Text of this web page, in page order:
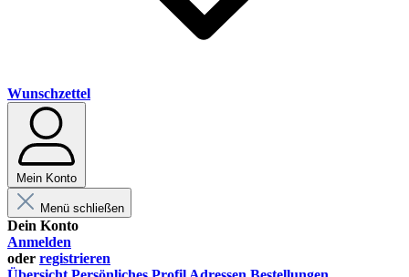
Wunschzettel
Mein Konto
Menü schließen
Dein Konto
Anmelden
oder registrieren